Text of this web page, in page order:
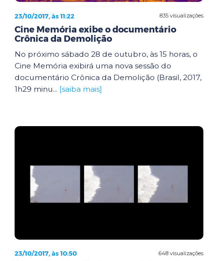
835 visualizações
23/10/2017, às 11:22
Cine Memória exibe o documentário
Crônica da Demolição
No próximo sábado 28 de outubro, às 15 horas, o
Cine Memória exibirá uma nova sessão do
documentário Crônica da Demolição (Brasil, 2017,
1h29 minu... [saiba mais]
648 visualizações
23/10/2017, às 10:50